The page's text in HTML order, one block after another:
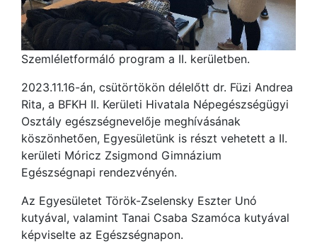
Szemléletformáló program a II. kerületben.
2023.11.16-án, csütörtökön délelőtt dr. Füzi Andrea
Rita, a BFKH II. Kerületi Hivatala Népegészségügyi
Osztály egészségnevelője meghívásának
köszönhetően, Egyesületünk is részt vehetett a II.
kerületi Móricz Zsigmond Gimnázium
Egészségnapi rendezvényén.
Az Egyesületet Török-Zselensky Eszter Unó
kutyával, valamint Tanai Csaba Szamóca kutyával
képviselte az Egészségnapon.